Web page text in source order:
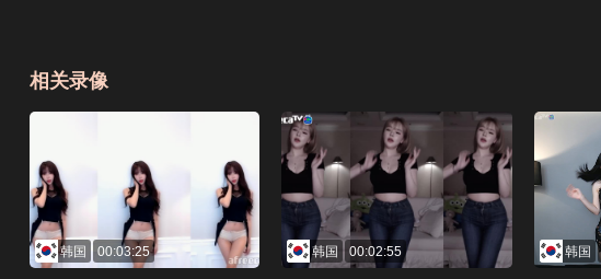
相关录像
韩国 00:03:25 韩国 00:02:55 韩国